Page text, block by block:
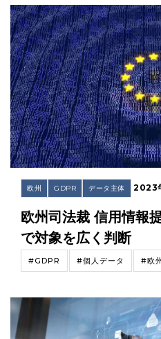
欧州 GDPR データ主体 2023
欧州司法裁 信用情報
で対象を広く判断
#GDPR #個人データ #欧州